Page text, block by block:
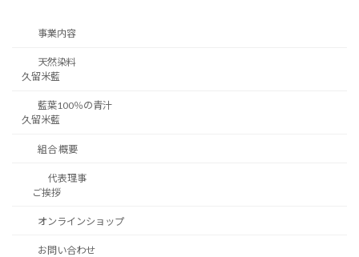
事業内容
天然染料
久留米藍
藍葉100％の青汁
久留米藍
組合 概要
代表理事
ご挨拶
オンラインショップ
お問い合わせ